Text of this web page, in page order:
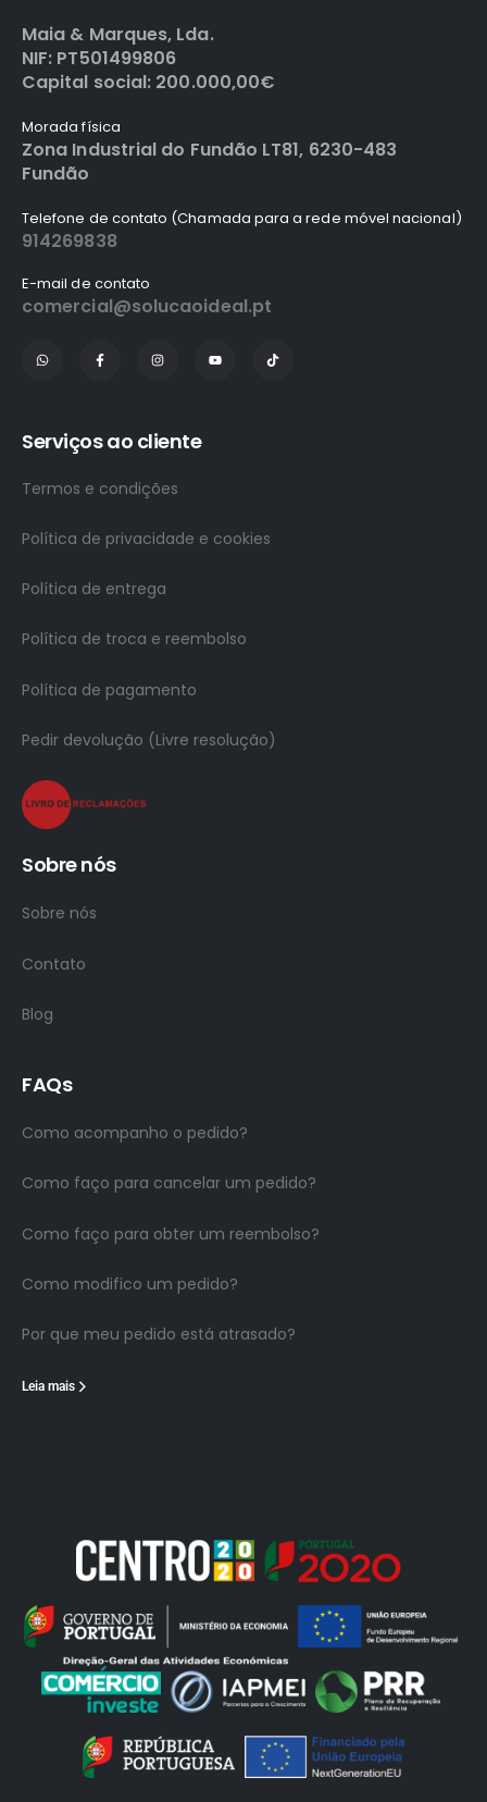
Maia & Marques, Lda.
NIF: PT501499806
Capital social: 200.000,00€
Morada física
Zona Industrial do Fundão LT81, 6230-483
Fundão
Telefone de contato (Chamada para a rede móvel nacional)
914269838
E-mail de contato
comercial@solucaoideal.pt
Serviços ao cliente
Termos e condições
Política de privacidade e cookies
Política de entrega
Política de troca e reembolso
Política de pagamento
Pedir devolução (Livre resolução)
Sobre nós
Sobre nós
Contato
Blog
FAQs
Como acompanho o pedido?
Como faço para cancelar um pedido?
Como faço para obter um reembolso?
Como modifico um pedido?
Por que meu pedido está atrasado?
Leia mais